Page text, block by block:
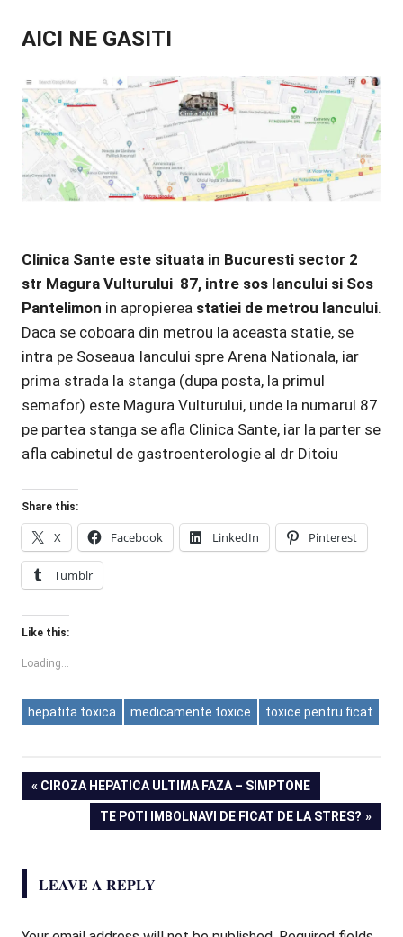
AICI NE GASITI
Clinica Sante este situata in Bucuresti sector 2
str Magura Vulturului 87, intre sos Iancului si Sos
Pantelimon in apropierea statiei de metrou Iancului.
Daca se coboara din metrou la aceasta statie, se
intra pe Soseaua Iancului spre Arena Nationala, iar
prima strada la stanga (dupa posta, la primul
semafor) este Magura Vulturului, unde la numarul 87
pe partea stanga se afla Clinica Sante, iar la parter se
afla cabinetul de gastroenterologie al dr Ditoiu
Share this:
X Facebook LinkedIn Pinterest
Tumblr
Like this:
Loading...
hepatita toxica medicamente toxice toxice pentru ficat
Post
navigation
PREVIOUS
POST:
CIROZA HEPATICA ULTIMA FAZA – SIMPTONE
NEXT
TE POTI IMBOLNAVI DE FICAT DE LA STRES?
LEAVE A REPLY